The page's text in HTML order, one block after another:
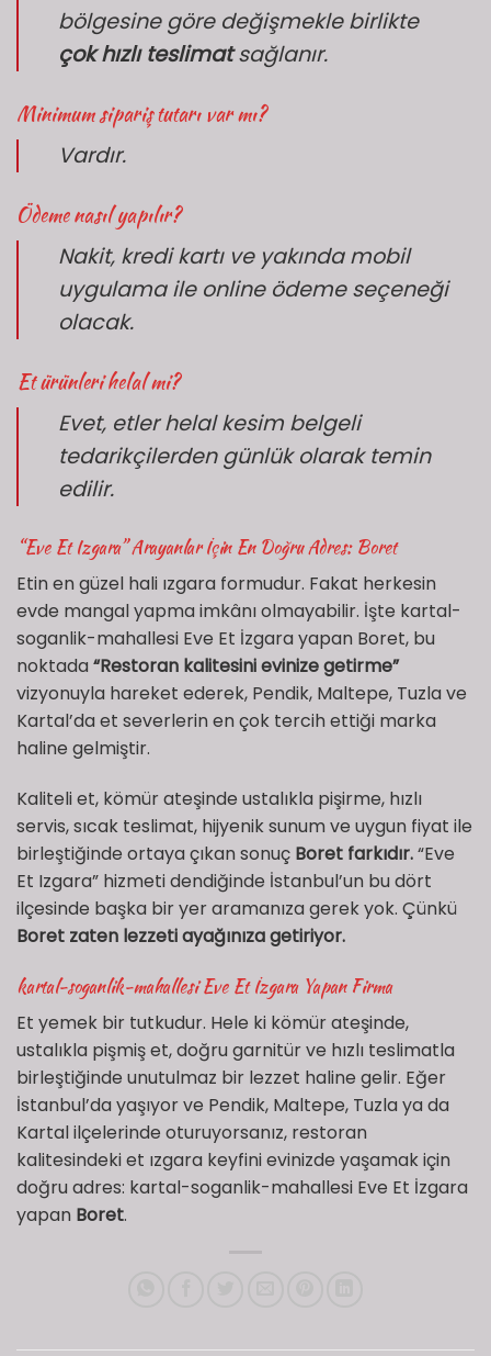
bölgesine göre değişmekle birlikte
çok hızlı teslimatsağlanır.
Minimum sipariş tutarı var mı?
Vardır.
Ödeme nasıl yapılır?
Nakit, kredi kartı ve yakında mobil
uygulama ile online ödeme seçeneği
olacak.
Et ürünleri helal mi?
Evet, etler helal kesim belgeli
tedarikçilerden günlük olarak temin
edilir.
“Eve Et Izgara” Arayanlar İçin En Doğru Adres: Boret
Etin en güzel hali ızgara formudur. Fakat herkesin
evde mangal yapma imkânı olmayabilir. İşte kartal-
soganlik-mahallesi Eve Et İzgara yapan Boret, bu
noktada “Restoran kalitesini evinize getirme”
vizyonuyla hareket ederek, Pendik, Maltepe, Tuzla ve
Kartal’da et severlerin en çok tercih ettiği marka
haline gelmiştir.
Kaliteli et, kömür ateşinde ustalıkla pişirme, hızlı
servis, sıcak teslimat, hijyenik sunum ve uygun fiyat ile
birleştiğinde ortaya çıkan sonuç Boret farkıdır.“Eve
Et Izgara” hizmeti dendiğinde İstanbul’un bu dört
ilçesinde başka bir yer aramanıza gerek yok. Çünkü
Boret zaten lezzeti ayağınıza getiriyor.
kartal-soganlik-mahallesi Eve Et İzgara Yapan Firma
Et yemek bir tutkudur. Hele ki kömür ateşinde,
ustalıkla pişmiş et, doğru garnitür ve hızlı teslimatla
birleştiğinde unutulmaz bir lezzet haline gelir. Eğer
İstanbul’da yaşıyor ve Pendik, Maltepe, Tuzla ya da
Kartal ilçelerinde oturuyorsanız, restoran
kalitesindeki et ızgara keyfini evinizde yaşamak için
doğru adres: kartal-soganlik-mahallesi Eve Et İzgara
yapan Boret.